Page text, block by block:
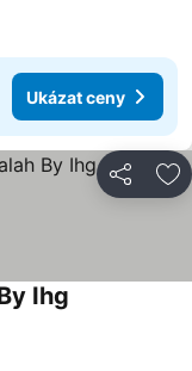
Ukázat ceny
Sdílet
Ihg